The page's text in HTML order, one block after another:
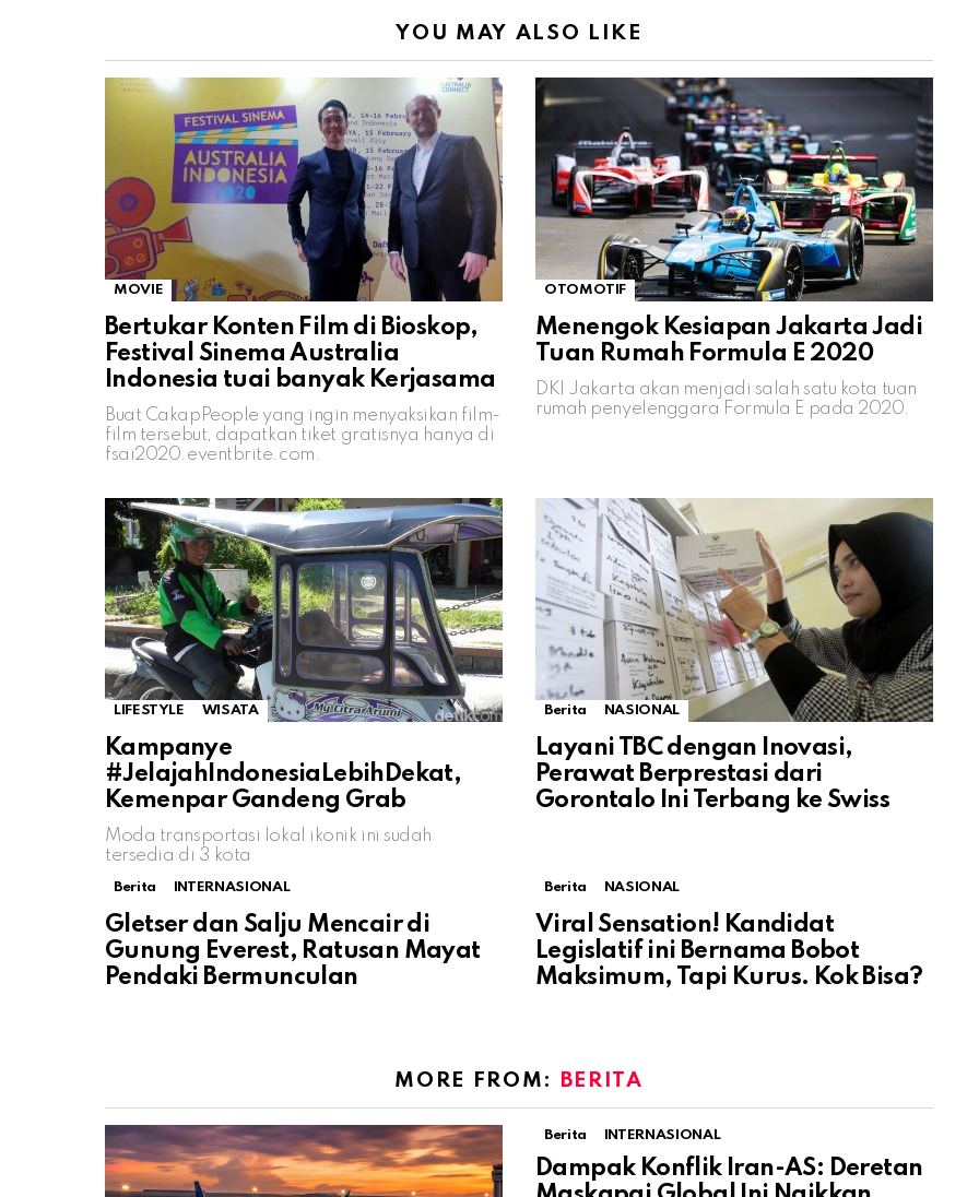
YOU MAY ALSO LIKE
MOVIE
Bertukar Konten Film di Bioskop,
Festival Sinema Australia
Indonesia tuai banyak Kerjasama
Buat CakapPeople yang ingin menyaksikan film-
film tersebut, dapatkan tiket gratisnya hanya di
fsai2020.eventbrite.com.
OTOMOTIF
Menengok Kesiapan Jakarta Jadi
Tuan Rumah Formula E 2020
DKI Jakarta akan menjadi salah satu kota tuan
rumah penyelenggara Formula E pada 2020.
LIFESTYLE WISATA
Kampanye
#JelajahIndonesiaLebihDekat,
Kemenpar Gandeng Grab
Moda transportasi lokal ikonik ini sudah
tersedia di 3 kota
Berita NASIONAL
Layani TBC dengan Inovasi,
Perawat Berprestasi dari
Gorontalo Ini Terbang ke Swiss
Berita INTERNASIONAL
Gletser dan Salju Mencair di
Gunung Everest, Ratusan Mayat
Pendaki Bermunculan
Berita NASIONAL
Viral Sensation! Kandidat
Legislatif ini Bernama Bobot
Maksimum, Tapi Kurus. Kok Bisa?
MORE FROM: BERITA
Berita INTERNASIONAL
Dampak Konflik Iran-AS: Deretan